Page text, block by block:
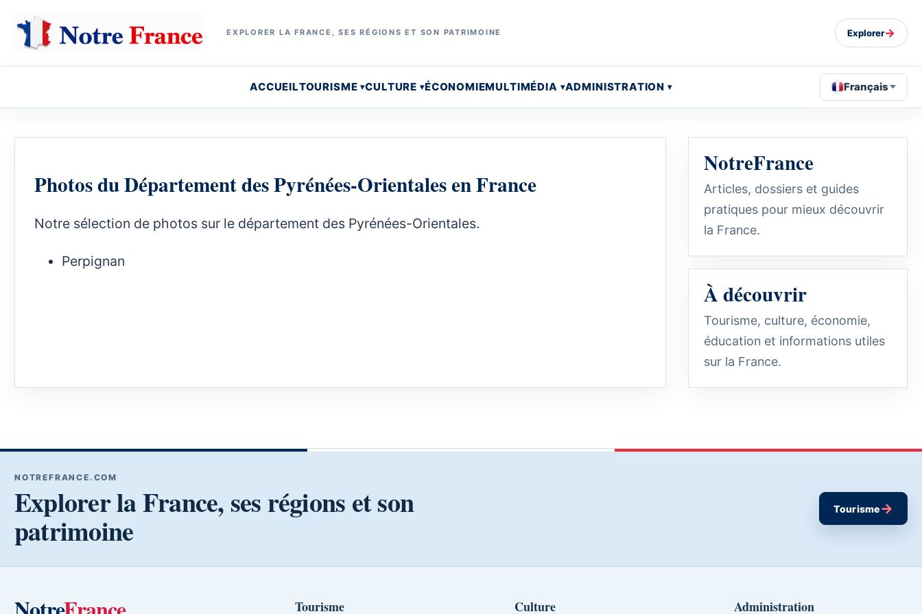
EXPLORER LA FRANCE, SES RÉGIONS ET SON PATRIMOINE Explorer→
ACCUEILTOURISME CULTURE ÉCONOMIEMULTIMÉDIA ADMINISTRATION Français
Photos du Département des Pyrénées-Orientales en France
Notre sélection de photos sur le département des Pyrénées-Orientales.
Perpignan
NotreFrance
Articles, dossiers et guides
pratiques pour mieux découvrir
la France.
À découvrir
Tourisme, culture, économie,
éducation et informations utiles
sur la France.
NOTREFRANCE.COM
Explorer la France, ses régions et son
patrimoine
Tourisme→
Tourisme Culture Administration